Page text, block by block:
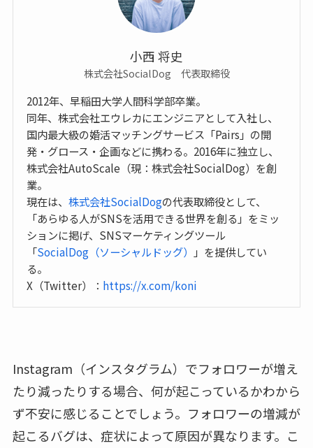
小西 将史
株式会社SocialDog 代表取締役
2012年、早稲田大学人間科学部卒業。
同年、株式会社エウレカにエンジニアとして入社し、
国内最大級の婚活マッチングサービス「Pairs」の開
発・グロース・企画などに携わる。2016年に独立し、
株式会社AutoScale（現：株式会社SocialDog）を創
業。
現在は、株式会社SocialDogの代表取締役として、
「あらゆる人がSNSを活用できる世界を創る」をミッ
ションに掲げ、SNSマーケティングツール
「SocialDog（ソーシャルドッグ）
」を提供してい
る。
X（Twitter）： https://x.com/koni
Instagram（インスタグラム）でフォロワーが増え
たり減ったりする場合、何が起こっているかわから
ず不安に感じることでしょう。フォロワーの増減が
起こるバグは、症状によって原因が異なります。こ